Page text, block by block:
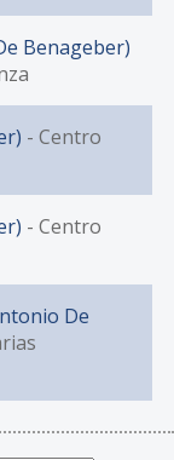
Benageber)
- Centro
- Centro
De